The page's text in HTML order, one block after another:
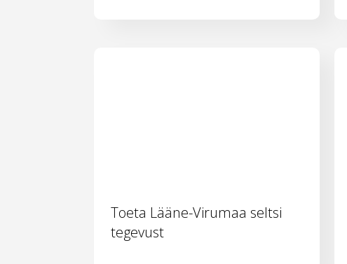
Toeta Lääne-Virumaa seltsi
tegevust